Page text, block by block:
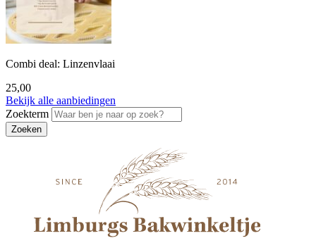
Combi deal: Linzenvlaai
25,00
Bekijk alle aanbiedingen
Zoekterm